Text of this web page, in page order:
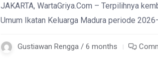
JAKARTA, WartaGriya.Com – Terpilihnya
Umum Ikatan Keluarga Madura periode
Gustiawan Rengga / 6 months